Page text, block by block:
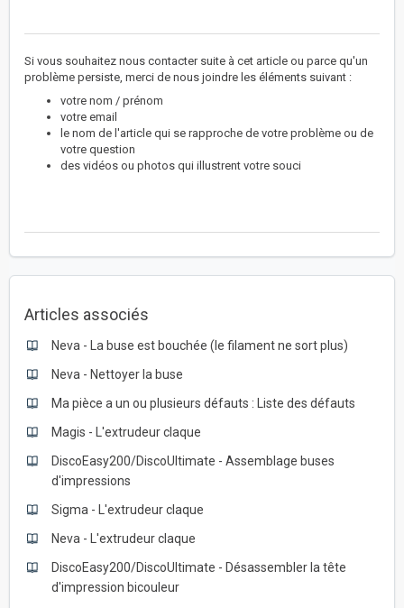
Si vous souhaitez nous contacter suite à cet article ou parce qu'un
problème persiste, merci de nous joindre les éléments suivant :
votre nom / prénom
votre email
le nom de l'article qui se rapproche de votre problème ou de
votre question
des vidéos ou photos qui illustrent votre souci
Articles associés
Neva - La buse est bouchée (le filament ne sort plus)
Neva - Nettoyer la buse
Ma pièce a un ou plusieurs défauts : Liste des défauts
Magis - L'extrudeur claque
DiscoEasy200/DiscoUltimate - Assemblage buses
d'impressions
Sigma - L'extrudeur claque
Neva - L'extrudeur claque
DiscoEasy200/DiscoUltimate - Désassembler la tête
d'impression bicouleur